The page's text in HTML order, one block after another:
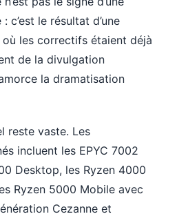
c’est le résultat d’une
les correctifs étaient déjà
de la divulgation
la dramatisation
reste vaste. Les
incluent les EPYC 7002
Desktop, les Ryzen 4000
Ryzen 5000 Mobile avec
Cezanne et